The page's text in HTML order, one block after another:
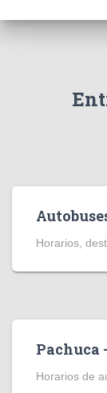
Horarios,
Horarios de